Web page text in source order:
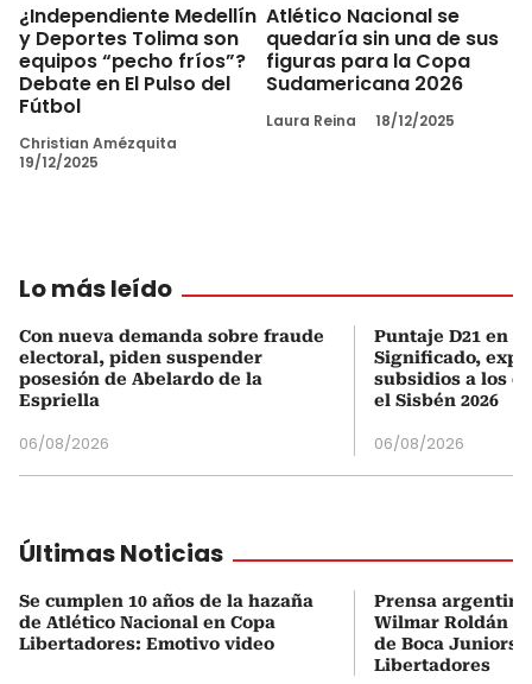
¿Independiente Medellín
y Deportes Tolima son
equipos “pecho fríos”?
Debate en El Pulso del
Fútbol
Christian Amézquita
19/12/2025
Atlético Nacional se
quedaría sin una de sus
figuras para la Copa
Sudamericana 2026
Laura Reina 18/12/2025
Lo más leído
Con nueva demanda sobre fraude
electoral, piden suspender
posesión de Abelardo de la
Espriella
06/08/2026
Puntaje D21 en
Significado,
subsidios a los
el Sisbén 2026
06/08/2026
Últimas Noticias
Se cumplen 10 años de la hazaña
de Atlético Nacional en Copa
Libertadores: Emotivo video
Prensa
Wilmar Roldán
de Boca Juniors
Libertadores